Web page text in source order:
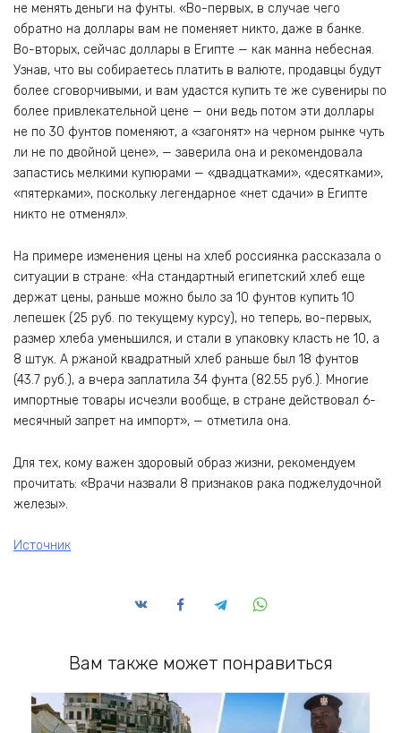
не менять деньги на фунты. «Во-первых, в случае чего
обратно на доллары вам не поменяет никто, даже в банке.
Во-вторых, сейчас доллары в Египте — как манна небесная.
Узнав, что вы собираетесь платить в валюте, продавцы будут
более сговорчивыми, и вам удастся купить те же сувениры по
более привлекательной цене — они ведь потом эти доллары
не по 30 фунтов поменяют, а «загонят» на черном рынке чуть
ли не по двойной цене», — заверила она и рекомендовала
запастись мелкими купюрами — «двадцатками», «десятками»,
«пятерками», поскольку легендарное «нет сдачи» в Египте
никто не отменял».
На примере изменения цены на хлеб россиянка рассказала о
ситуации в стране: «На стандартный египетский хлеб еще
держат цены, раньше можно было за 10 фунтов купить 10
лепешек (25 руб. по текущему курсу), но теперь, во-первых,
размер хлеба уменьшился, и стали в упаковку класть не 10, а
8 штук. А ржаной квадратный хлеб раньше был 18 фунтов
(43.7 руб.), а вчера заплатила 34 фунта (82.55 руб.). Многие
импортные товары исчезли вообще, в стране действовал 6-
месячный запрет на импорт», — отметила она.
Для тех, кому важен здоровый образ жизни, рекомендуем
прочитать: «Врачи назвали 8 признаков рака поджелудочной
железы».
Источник
Вам также может понравиться